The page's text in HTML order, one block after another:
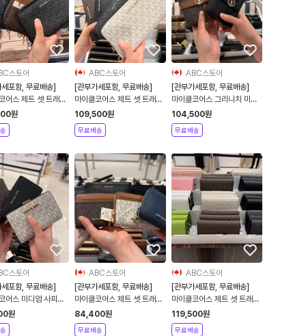
스토어
포함, 무료배송]
어스 제트 셋 트래블
트폰 월렛
원
ABC스토어
[관부가세포함, 무료배송]
마이클코어스 제트 셋 트래블
라지 시그니처 로고 컨티넨탈
리스트렛
109,500원
무료배송
ABC스토어
[관부가세포함, 무료배송]
마이클코어스 그리니치 미디
엄 시그니처 로고 트라이폴드
지갑
104,500원
무료배송
스토어
포함, 무료배송]
어스 미디엄 사피아
지갑
원
ABC스토어
[관부가세포함, 무료배송]
마이클코어스 제트 셋 트래블
미디엄 로고 지퍼 카드 케이스
84,400원
무료배송
ABC스토어
[관부가세포함, 무료배송]
마이클코어스 제트 셋 트래블
시그니처 로고 트라이폴드 지
갑
119,500원
무료배송